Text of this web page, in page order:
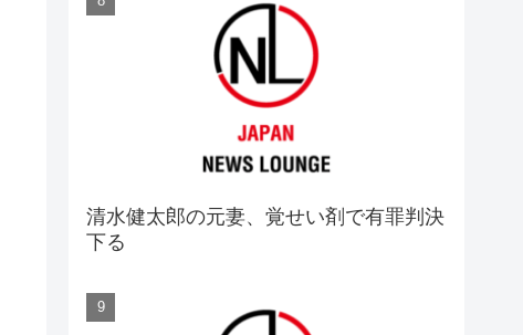
清水健太郎の元妻、覚せい剤で有罪判決
下る